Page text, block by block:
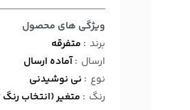
ویژگی های محصول
برند : متفرقه
ارسال :آماده ارسال
نوع : نی نوشیدنی
رنگ : متغیر (انتخاب